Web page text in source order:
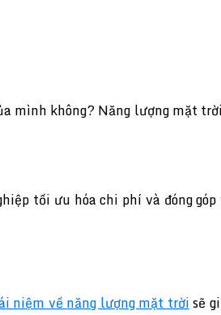
mình không? Năng lượng mặt
tối ưu hóa chi phí và đóng góp
niệm về năng lượng mặt trờisẽ